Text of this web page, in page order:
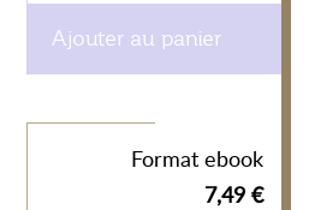
Ajouter au panier
Format ebook
7,49 €